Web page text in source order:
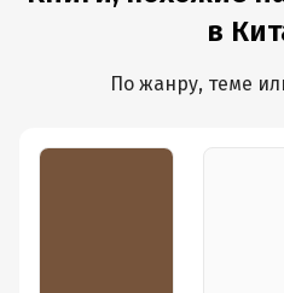
в
По жанру, теме